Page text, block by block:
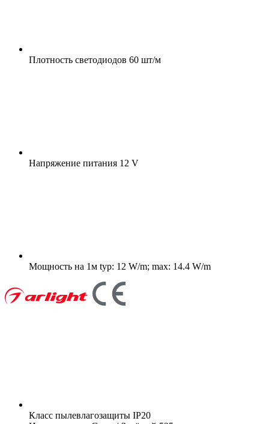
Плотность светодиодов 60 шт/м
Напряжение питания 12 V
Мощность на 1м typ: 12 W/m; max: 14.4 W/m
Класс пылевлагозащиты IP20